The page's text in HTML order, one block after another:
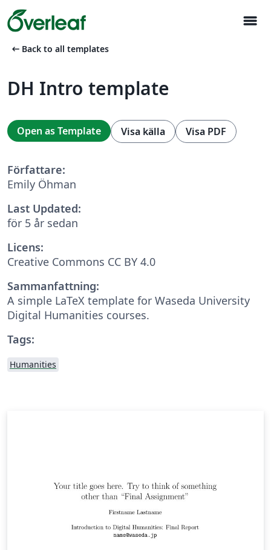
menu
arrow_left_alt Back to all templates
DH Intro template
Open as Template Visa källa Visa PDF
Författare:
Emily Öhman
Last Updated:
för 5 år sedan
Licens:
Creative Commons CC BY 4.0
Sammanfattning:
A simple LaTeX template for Waseda University
Digital Humanities courses.
Tags:
Humanities